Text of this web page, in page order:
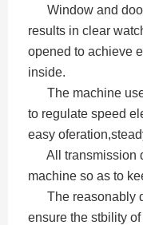
Window and
results in clear
opened to achieve
inside.
The machine
to regulate speed
easy
All transmission
machine so as to
The reasonably
ensure the stbility